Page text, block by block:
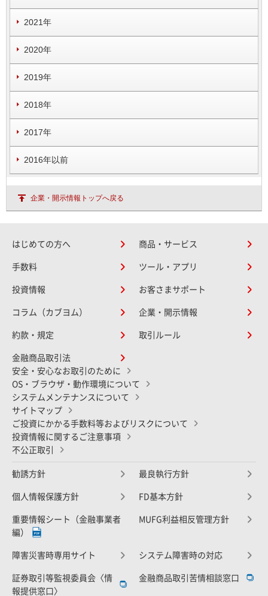
2021年
2020年
2019年
2018年
2017年
2016年以前
企業・開示情報トップへ戻る
はじめての方へ 商品・サービス
手数料 ツール・アプリ
投資情報 お客さまサポート
コラム（カブヨム） 企業・開示情報
約款・規定 取引ルール
金融商品取引法
安全・安心なお取引のために
OS・ブラウザ・動作環境について
システムメンテナンスについて
サイトマップ
ご投資にかかる手数料等およびリスクについて
投資情報に関するご注意事項
不公正取引
勧誘方針 最良執行方針
個人情報保護方針 FD基本方針
重要情報シート（金融事業者
編）
MUFG利益相反管理方針
障害災害時専用サイト システム障害時の対応
証券取引等監視委員会〈情
報提供窓口〉
金融商品取引苦情相談窓口